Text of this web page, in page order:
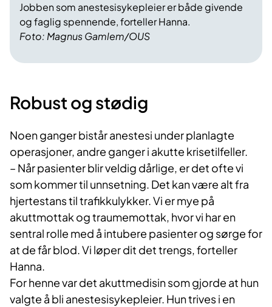
Foto: Magnus Gamlem/OUS
Jobben som anestesisykepleier er både givende
og faglig spennende, forteller Hanna.
Robust og stødig
Noen ganger bistår anestesi under planlagte
operasjoner, andre ganger i akutte krisetilfeller.
– Når pasienter blir veldig dårlige, er det ofte vi
som kommer til unnsetning. Det kan være alt fra
hjertestans til trafikkulykker. Vi er mye på
akuttmottak og traumemottak, hvor vi har en
sentral rolle med å intubere pasienter og sørge for
at de får blod. Vi løper dit det trengs, forteller
Hanna.
For henne var det akuttmedisin som gjorde at hun
valgte å bli anestesisykepleier. Hun trives i en